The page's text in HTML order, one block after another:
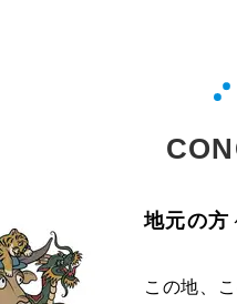
地元の方
この地、